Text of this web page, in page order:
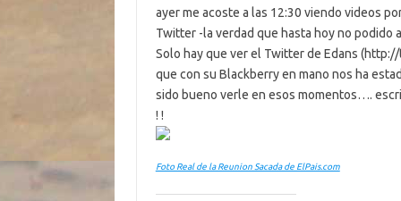
ayer me acoste a las 12:30 viendo videos
Twitter -la verdad que hasta hoy no podido
Solo hay que ver el Twitter de Edans
que con su Blackberry en mano nos ha
sido bueno verle en esos momentos….
! !
Foto Real de la Reunion Sacada de ElPais.com